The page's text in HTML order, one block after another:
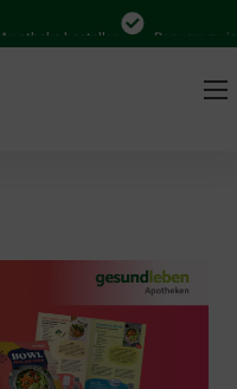
bestellen Bequem